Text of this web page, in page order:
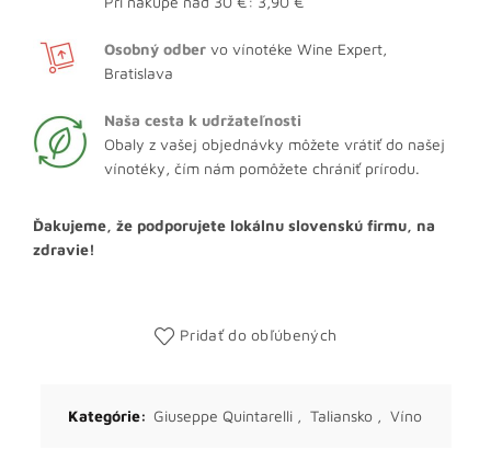
Osobný odber vo vínotéke Wine Expert,
Bratislava
Naša cesta k udržateľnosti
Obaly z vašej objednávky môžete vrátiť do našej
vínotéky, čím nám pomôžete chrániť prírodu.
Ďakujeme, že podporujete lokálnu slovenskú firmu, na
zdravie!
Pridať do obľúbených
Kategórie: Giuseppe Quintarelli , Taliansko , Víno